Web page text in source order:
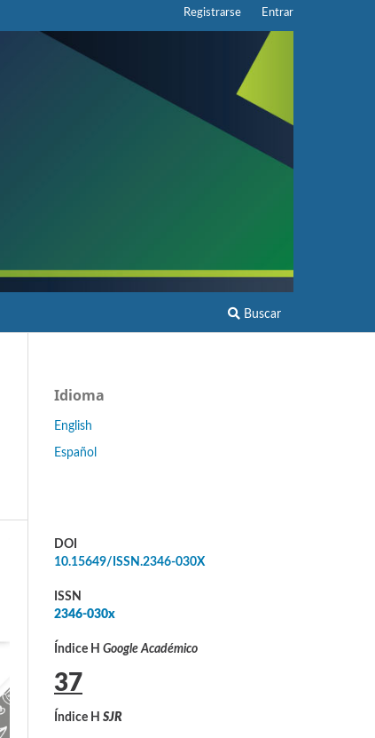
Buscar
Registrarse Entrar
Idioma
English
Español
DOI
10.15649/ISSN.2346-030X
ISSN
2346-030x
Índice H Google Académico
37
Índice H SJR